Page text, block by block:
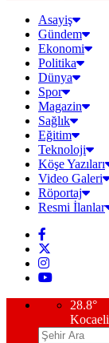
Asayiş
Gündem
Ekonomi
Politika
Dünya
Spor
Magazin
Sağlık
Eğitim
Teknoloji
Köşe Yazıları
Video Galeri
Röportaj
Resmi İlanlar
28.8°
Kocaeli